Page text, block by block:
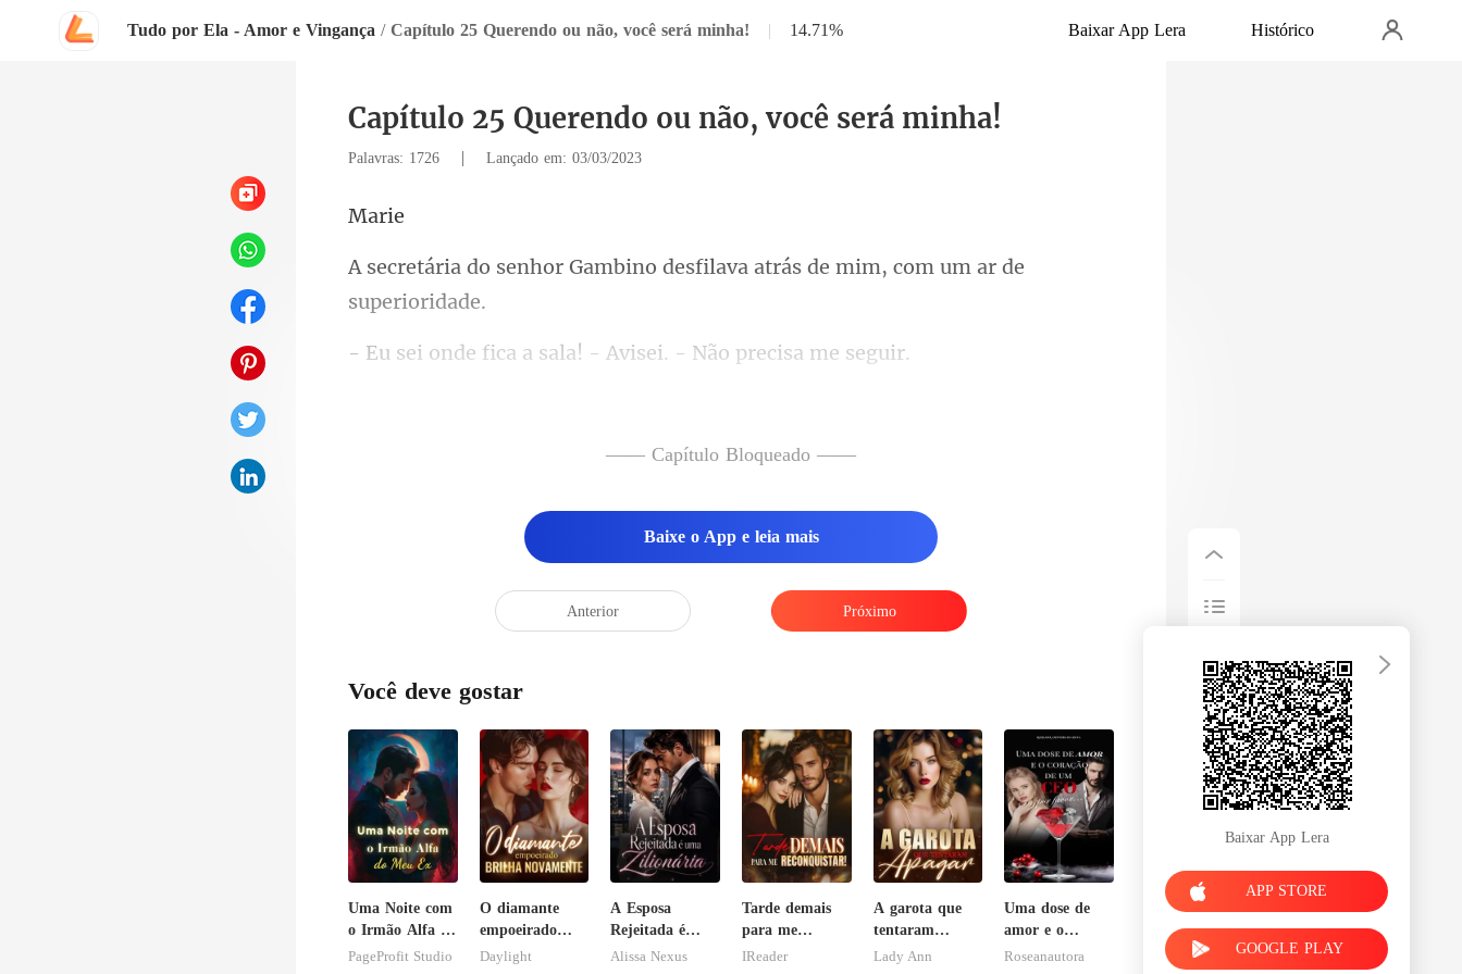
Tudo por Ela - Amor e Vingança / Capítulo 25 Querendo ou não, você será minha! | 14.71% Baixar App Lera Histórico
Capítulo 25 Querendo ou não, você será minha!
Palavras: 1726 | Lançado em: 03/03/2023
a
ino desfilava atrás de mim,
sala! - Avisei. - N
—— Capítulo Bloqueado ——
Baixe o App e leia mais
Anterior Próximo
Você deve gostar
Uma Noite com
o Irmão Alfa do
Meu Ex
PageProfit Studio
O diamante
empoeirado
brilha
Daylight
A Esposa
Rejeitada é
uma Zilionária
Alissa Nexus
Tarde demais
para me
reconquistar!
IReader
A garota que
tentaram
apagar
Lady Ann
Uma dose de
amor e o
coração de um
Roseanautora
Baixar App Lera
APP STORE
GOOGLE PLAY